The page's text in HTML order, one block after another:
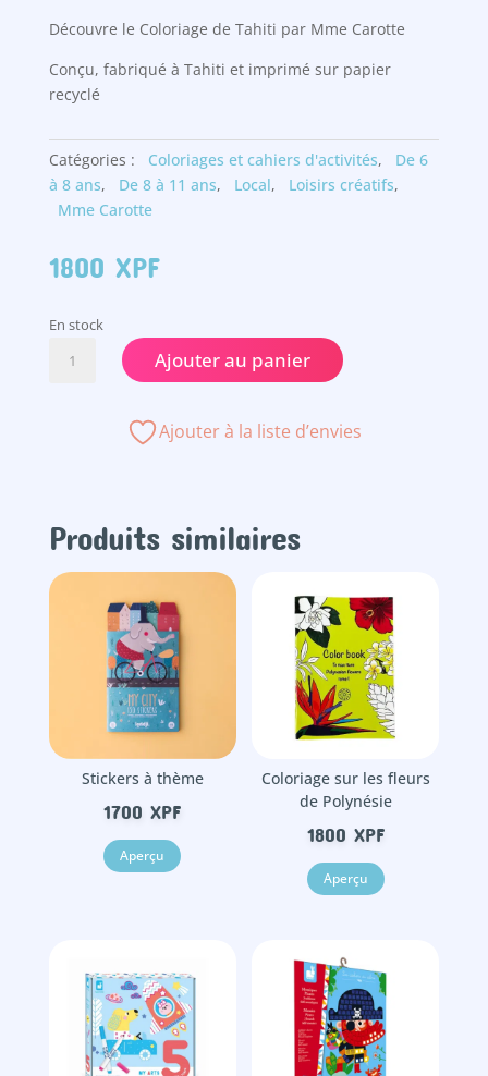
Découvre le Coloriage de Tahiti par Mme Carotte
Conçu, fabriqué à Tahiti et imprimé sur papier
recyclé
Catégories : Coloriages et cahiers d'activités,
De 6
à 8 ans, De 8 à 11 ans, Local, Loisirs créatifs,
Mme Carotte
1800 XPF
En stock
Ajouter au panier
Ajouter à la liste d’envies
Produits similaires
Stickers à thème
1700XPF
Aperçu
Coloriage sur les fleurs
de Polynésie
1800 XPF
Aperçu